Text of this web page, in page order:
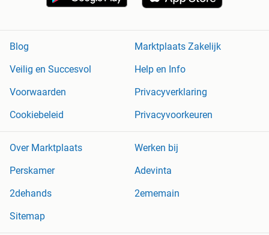
Blog
Marktplaats Zakelijk
Veilig en Succesvol
Help en Info
Voorwaarden
Privacyverklaring
Cookiebeleid
Privacyvoorkeuren
Over Marktplaats
Werken bij
Perskamer
Adevinta
2dehands
2ememain
Sitemap